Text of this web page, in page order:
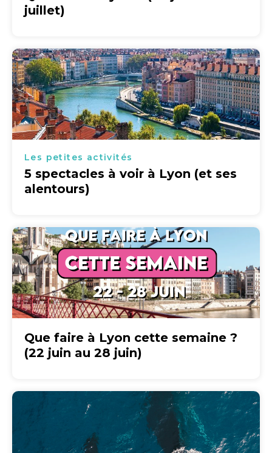
juillet)
Les petites activités
5 spectacles à voir à Lyon (et ses
alentours)
Que faire à Lyon cette semaine ?
(22 juin au 28 juin)